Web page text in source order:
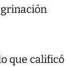
que calificó